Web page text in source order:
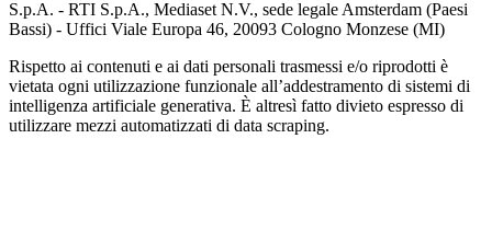
S.p.A. - RTI S.p.A., Mediaset N.V., sede legale Amsterdam (Paesi
Bassi) - Uffici Viale Europa 46, 20093 Cologno Monzese (MI)
Rispetto ai contenuti e ai dati personali trasmessi e/o riprodotti è
vietata ogni utilizzazione funzionale all’addestramento di sistemi di
intelligenza artificiale generativa. È altresì fatto divieto espresso di
utilizzare mezzi automatizzati di data scraping.